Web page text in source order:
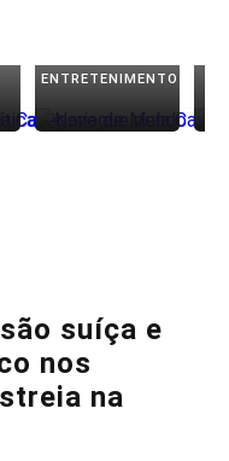
ENTRETENIMENTO
suíça e
nos
na